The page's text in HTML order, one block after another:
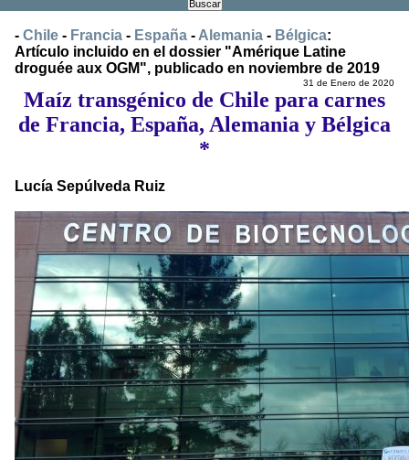
- Chile - Francia - España - Alemania - Bélgica:
Artículo incluido en el dossier "Amérique Latine
droguée aux OGM", publicado en noviembre de 2019
31 de Enero de 2020
Maíz transgénico de Chile para carnes
de Francia, España, Alemania y Bélgica
*
Lucía Sepúlveda Ruiz